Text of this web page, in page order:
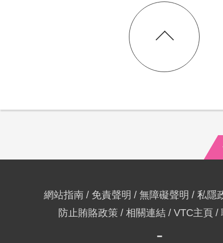
網站指南 免責聲明 無障礙聲明
私隱
防止賄賂政策
相關連結 VTC主頁